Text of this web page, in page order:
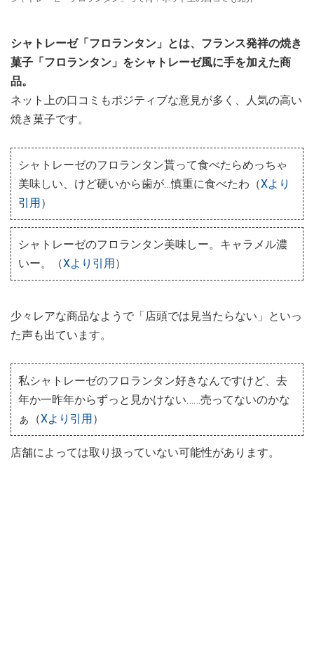
シャトレーゼ「フロランタン」とは、フランス発祥の焼き
菓子「フロランタン」をシャトレーゼ風に手を加えた商
品。
ネット上の口コミもポジティブな意見が多く、人気の高い
焼き菓子です。
シャトレーゼのフロランタン貰って食べたらめっちゃ
美味しい、けど硬いから歯が…慎重に食べたわ（Xより
引用）
シャトレーゼのフロランタン美味しー。キャラメル濃
いー。（Xより引用）
少々レアな商品なようで「店頭では見当たらない」といっ
た声も出ています。
私シャトレーゼのフロランタン好きなんですけど、去
年か一昨年からずっと見かけない……売ってないのかな
ぁ（Xより引用）
店舗によっては取り扱っていない可能性があります。